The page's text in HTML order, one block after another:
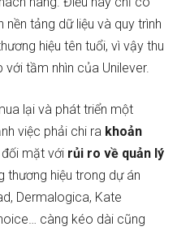
tảng dữ liệu và quy trình
hiệu tên tuổi, vì vậy thu
với tầm nhìn của Unilever.
lại và phát triển một
việc phải chi ra khoản
đối mặt với rủi ro về quản lý
thương hiệu trong dự án
Dermalogica, Kate
càng kéo dài cũng